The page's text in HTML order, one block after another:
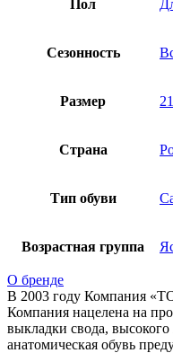
Пол
Сезонность
Размер 21
Страна
Тип обуви
Возрастная группа
О бренде
В 2003 году Компания
Компания нацелена на
выкладки свода,
анатомическая обувь